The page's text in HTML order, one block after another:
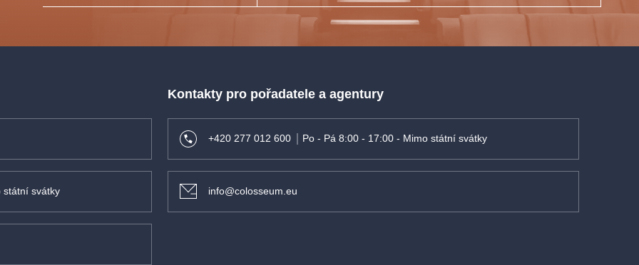
státní svátky
Kontakty pro pořadatele a agentury
+420 277 012 600 Po - Pá 8:00 - 17:00 - Mimo státní svátky
info@colosseum.eu